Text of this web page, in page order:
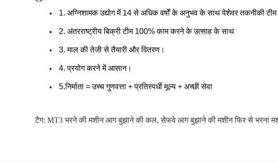
1. अग्निशामक उद्योग में 14 से अधिक वर्षों के अनुभव के साथ पेशेवर तकनीकी टीम
2. अंतरराष्ट्रीय बिक्री टीम 100% काम करने के उत्साह के साथ
3. माल की तेजी से तैयारी और वितरण।
4. प्रयोग करने में आसान।
5.निर्माता = उच्च गुणवत्ता + प्रतिस्पर्धी मूल्य + अच्छी सेवा
टैग: MT3 भरने की मशीन आग बुझाने की कल, सेफवे आग बुझाने की मशीन फिर से भरना